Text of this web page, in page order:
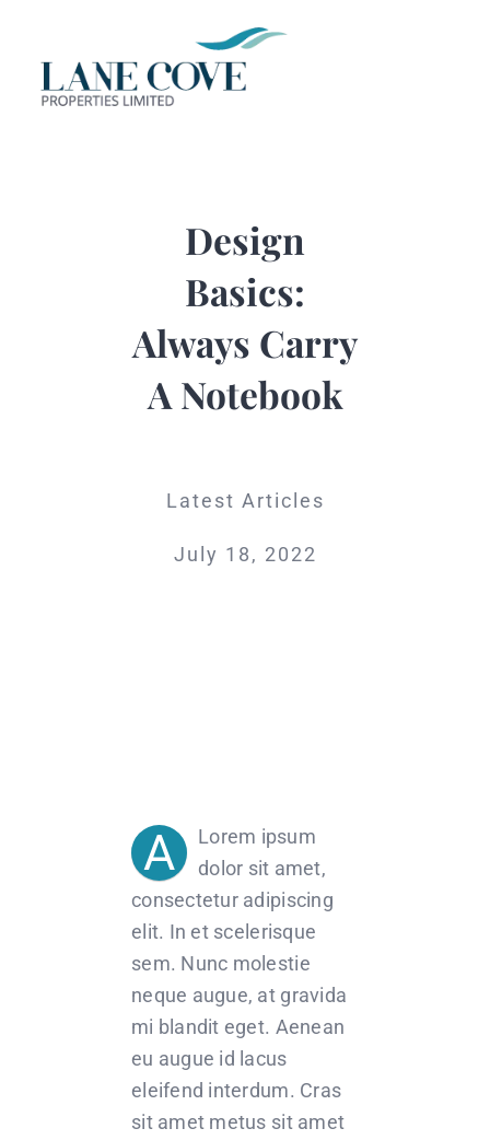
Design
Basics:
Always Carry
A Notebook
Latest Articles
July 18, 2022
A
Lorem ipsum
dolor sit amet,
consectetur adipiscing
elit. In et scelerisque
sem. Nunc molestie
neque augue, at gravida
mi blandit eget. Aenean
eu augue id lacus
eleifend interdum. Cras
sit amet metus sit amet